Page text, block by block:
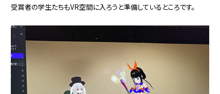
受賞者の学生たちもVR空間に入ろうと準備しているところです。